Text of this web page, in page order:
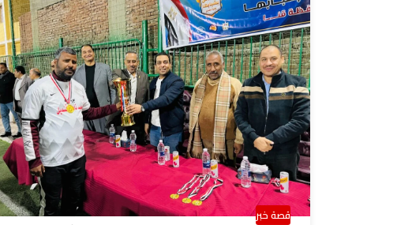
قصة خبر